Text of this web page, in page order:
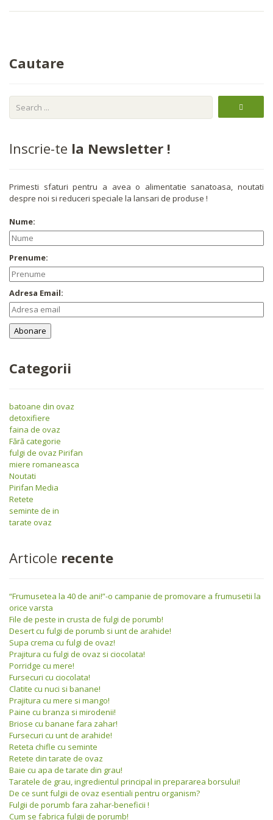
Cautare
Inscrie-te la Newsletter !
Primesti sfaturi pentru a avea o alimentatie sanatoasa, noutati
despre noi si reduceri speciale la lansari de produse !
Nume:
Prenume:
Adresa Email:
Categorii
batoane din ovaz
detoxifiere
faina de ovaz
Fără categorie
fulgi de ovaz Pirifan
miere romaneasca
Noutati
Pirifan Media
Retete
seminte de in
tarate ovaz
Articole recente
“Frumusetea la 40 de ani!”-o campanie de promovare a frumusetii la
orice varsta
File de peste in crusta de fulgi de porumb!
Desert cu fulgi de porumb si unt de arahide!
Supa crema cu fulgi de ovaz!
Prajitura cu fulgi de ovaz si ciocolata!
Porridge cu mere!
Fursecuri cu ciocolata!
Clatite cu nuci si banane!
Prajitura cu mere si mango!
Paine cu branza si mirodenii!
Briose cu banane fara zahar!
Fursecuri cu unt de arahide!
Reteta chifle cu seminte
Retete din tarate de ovaz
Baie cu apa de tarate din grau!
Taratele de grau, ingredientul principal in prepararea borsului!
De ce sunt fulgii de ovaz esentiali pentru organism?
Fulgii de porumb fara zahar-beneficii !
Cum se fabrica fulgii de porumb!